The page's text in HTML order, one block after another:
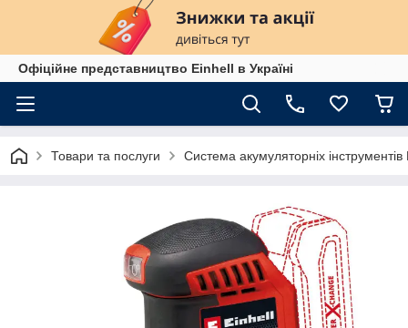
Офіційне представництво Einhell в Україні
Товари та послуги Система акумуляторніх